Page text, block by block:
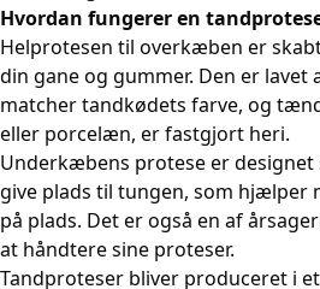
Hvordan fungerer en
Helprotesen til overkæben er
din gane og gummer. Den er lavet
matcher tandkødets farve, og
eller porcelæn, er fastgjort heri.
Underkæbens protese er
give plads til tungen, som hjælper
på plads. Det er også en af
at håndtere sine proteser.
Tandproteser bliver produceret i